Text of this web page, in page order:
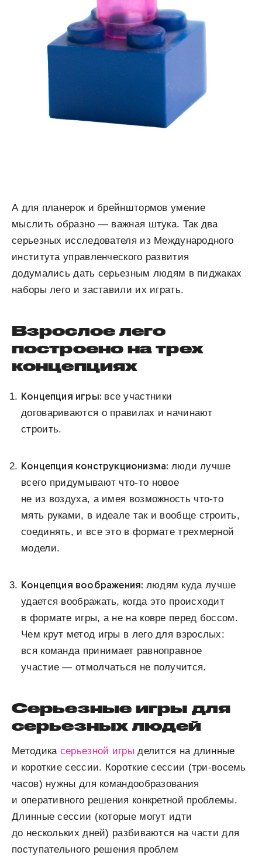
А для планерок и брейнштормов умение
мыслить образно — важная штука. Так два
серьезных исследователя из Международного
института управленческого развития
додумались дать серьезным людям в пиджаках
наборы лего и заставили их играть.
Взрослое лего
построено на трех
концепциях
Концепция игры: все участники
договариваются о правилах и начинают
строить.
Концепция конструкционизма: люди лучше
всего придумывают что-то новое
не из воздуха, а имея возможность что-то
мять руками, в идеале так и вообще строить,
соединять, и все это в формате трехмерной
модели.
Концепция воображения: людям куда лучше
удается воображать, когда это происходит
в формате игры, а не на ковре перед боссом.
Чем крут метод игры в лего для взрослых:
вся команда принимает равноправное
участие — отмолчаться не получится.
Серьезные игры для
серьезных людей
Методика серьезной игры делится на длинные
и короткие сессии. Короткие сессии (три-восемь
часов) нужны для командообразования
и оперативного решения конкретной проблемы.
Длинные сессии (которые могут идти
до нескольких дней) разбиваются на части для
поступательного решения проблем